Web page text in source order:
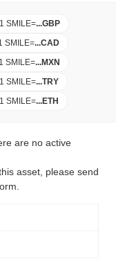
1 SMILE=...GBP
SMILE=...CAD
1 SMILE=...MXN
1 SMILE=...TRY
1 SMILE=...ETH
are no active
asset, please send